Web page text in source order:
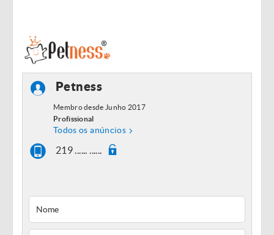
Petness
Membro desde Junho 2017
Profissional
Todos os anúncios
219 ...... ......